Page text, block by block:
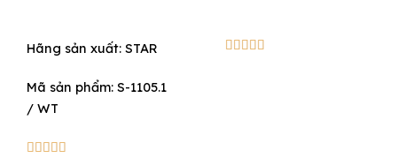
Hãng sản xuất: STAR
Mã sản phẩm: S-1105.1
/ WT
    
    